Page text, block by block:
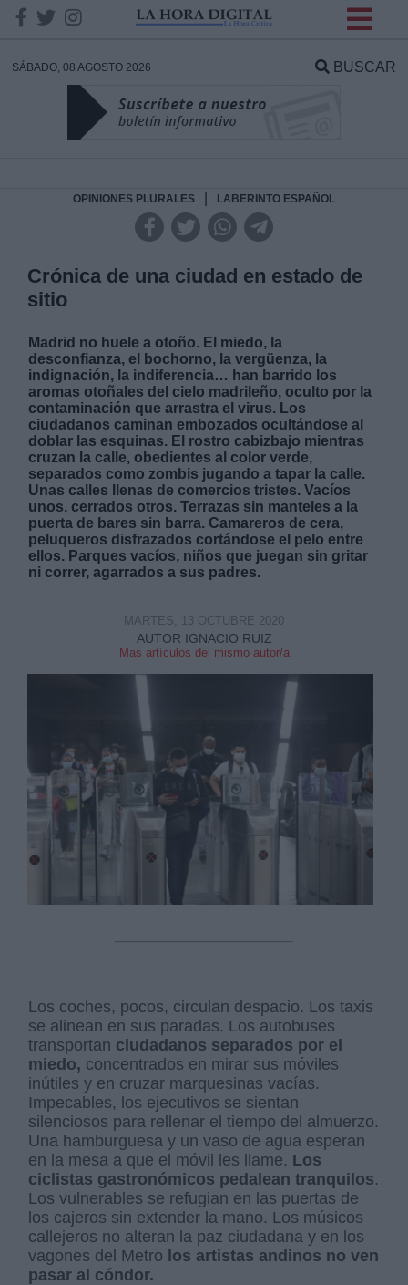
SÁBADO, 08 AGOSTO 2026 BUSCAR
OPINIONES PLURALES LABERINTO ESPAÑOL
Crónica de una ciudad en estado de
sitio
Madrid no huele a otoño. El miedo, la
desconfianza, el bochorno, la vergüenza, la
indignación, la indiferencia… han barrido los
aromas otoñales del cielo madrileño, oculto por la
contaminación que arrastra el virus. Los
ciudadanos caminan embozados ocultándose al
doblar las esquinas. El rostro cabizbajo mientras
cruzan la calle, obedientes al color verde,
separados como zombis jugando a tapar la calle.
Unas calles llenas de comercios tristes. Vacíos
unos, cerrados otros. Terrazas sin manteles a la
puerta de bares sin barra. Camareros de cera,
peluqueros disfrazados cortándose el pelo entre
ellos. Parques vacíos, niños que juegan sin gritar
ni correr, agarrados a sus padres.
AUTOR IGNACIO RUIZ
Mas artículos del mismo autor/a
MARTES, 13 OCTUBRE 2020
Los coches, pocos, circulan despacio. Los taxis
se alinean en sus paradas. Los autobuses
transportan ciudadanos separados por el
miedo, concentrados en mirar sus móviles
inútiles y en cruzar marquesinas vacías.
Impecables, los ejecutivos se sientan
silenciosos para rellenar el tiempo del almuerzo.
Una hamburguesa y un vaso de agua esperan
en la mesa a que el móvil les llame. Los
ciclistas gastronómicos pedalean tranquilos.
Los vulnerables se refugian en las puertas de
los cajeros sin extender la mano. Los músicos
callejeros no alteran la paz ciudadana y en los
vagones del Metro los artistas andinos no ven
pasar al cóndor.
DATOS
Responsable:
Destinatarios:
Derechos:
link